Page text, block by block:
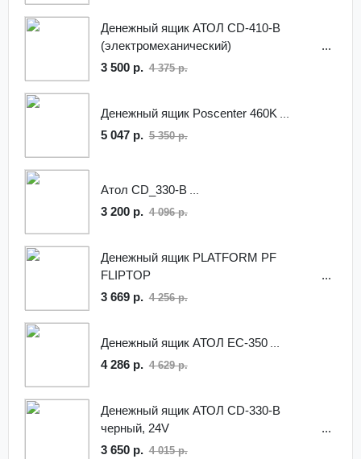
Денежный ящик АТОЛ CD-410-B
(электромеханический)
3 500 р. 4 375 р.
Денежный ящик Poscenter 460K
5 047 р. 5 350 р.
Атол CD_330-B
3 200 р. 4 096 р.
Денежный ящик PLATFORM PF
FLIPTOP
3 669 р. 4 256 р.
Денежный ящик АТОЛ EC-350
4 286 р. 4 629 р.
Денежный ящик АТОЛ CD-330-B
черный, 24V
3 650 р. 4 015 р.